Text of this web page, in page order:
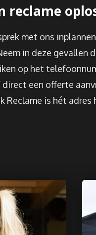
reclame
met ons
in deze gevallen
op het
direct een offerte
Reclame is hét adres